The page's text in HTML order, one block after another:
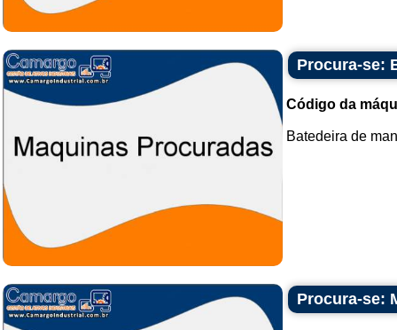
Procura-se:
Código da
Batedeira de
Procura-se: